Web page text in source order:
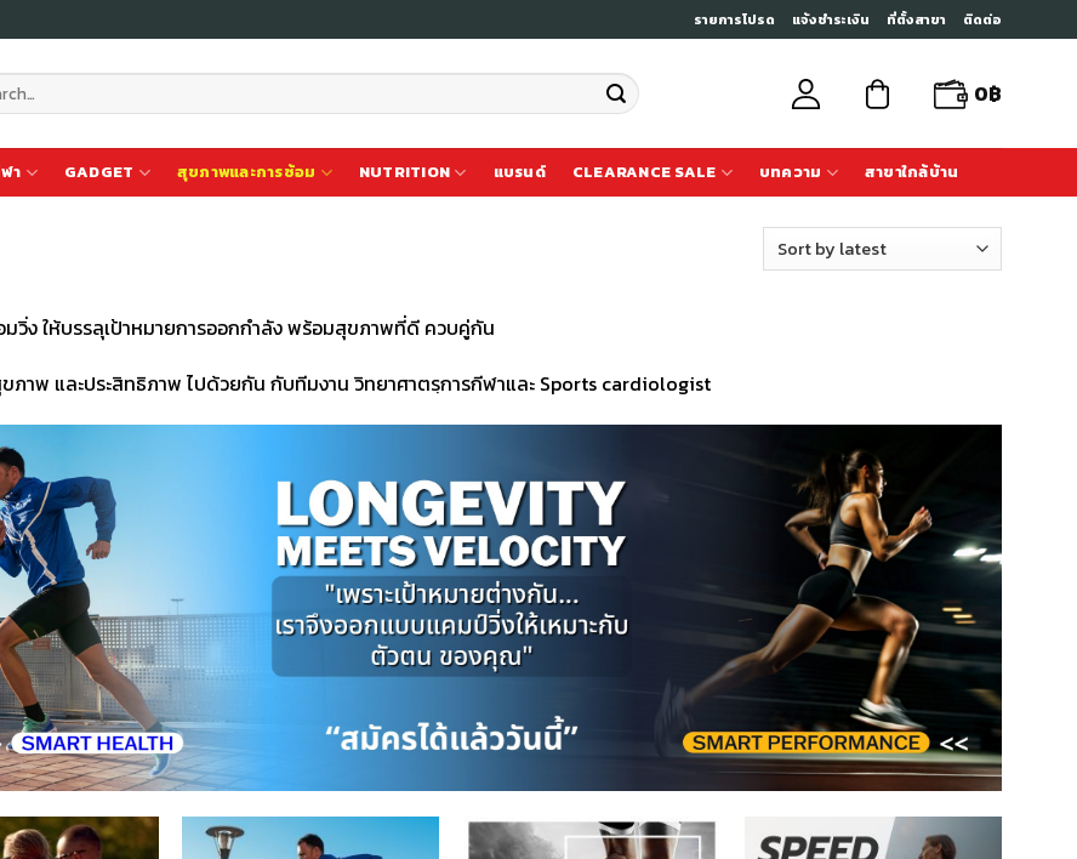
รายการโปรด แจ้งชำระเงิน ที่ตั้งสาขา ติดต่อ
0฿
า GADGET สุขภาพและการซ้อม NUTRITION แบรนด์ CLEARANCE SALE บทความ สาขาใกล้บ้าน
วิ่ง ให้บรรลุเป้าหมายการออกกำลัง พร้อมสุขภาพที่ดี ควบคู่กัน
ภาพ และประสิทธิภาพ ไปด้วยกัน กับทีมงาน วิทยาศาตรฺการกีฬาและ Sports cardiologist